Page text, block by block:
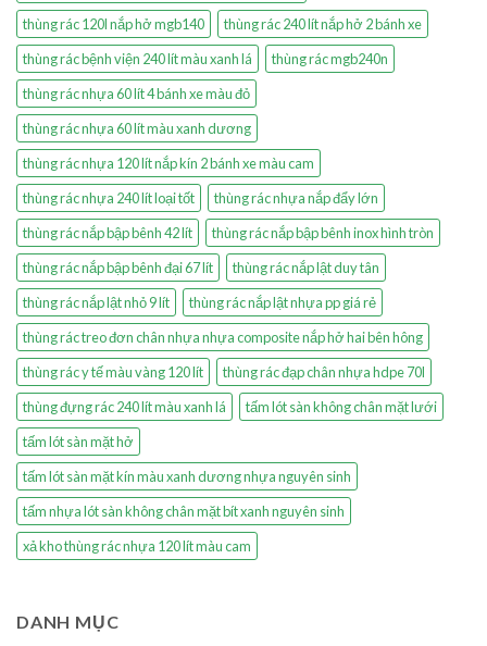
thùng rác 120l nắp hở mgb140
thùng rác 240 lít nắp hở 2 bánh xe
thùng rác bệnh viện 240 lít màu xanh lá
thùng rác mgb240n
thùng rác nhựa 60 lít 4 bánh xe màu đỏ
thùng rác nhựa 60 lít màu xanh dương
thùng rác nhựa 120 lít nắp kín 2 bánh xe màu cam
thùng rác nhựa 240 lít loại tốt
thùng rác nhựa nắp đẩy lớn
thùng rác nắp bập bênh 42 lít
thùng rác nắp bập bênh inox hình tròn
thùng rác nắp bập bênh đại 67 lít
thùng rác nắp lật duy tân
thùng rác nắp lật nhỏ 9 lít
thùng rác nắp lật nhựa pp giá rẻ
thùng rác treo đơn chân nhựa nhựa composite nắp hở hai bên hông
thùng rác y tế màu vàng 120 lít
thùng rác đạp chân nhựa hdpe 70l
thùng đựng rác 240 lít màu xanh lá
tấm lót sàn không chân mặt lưới
tấm lót sàn mặt hở
tấm lót sàn mặt kín màu xanh dương nhựa nguyên sinh
tấm nhựa lót sàn không chân mặt bít xanh nguyên sinh
xả kho thùng rác nhựa 120 lít màu cam
DANH MỤC